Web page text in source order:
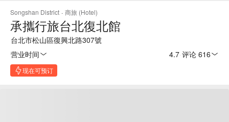
Songshan District · 商旅 (Hotel)
承攜行旅台北復北館
台北市松山區復興北路307號
营业时间
4.7· 评论 616
现在可预订